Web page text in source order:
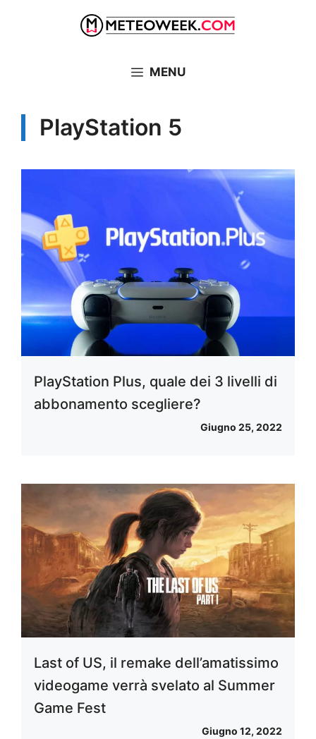
MENU
PlayStation 5
PlayStation Plus, quale dei 3 livelli di
abbonamento scegliere?
Giugno 25, 2022
Last of US, il remake dell’amatissimo
videogame verrà svelato al Summer
Game Fest
Giugno 12, 2022